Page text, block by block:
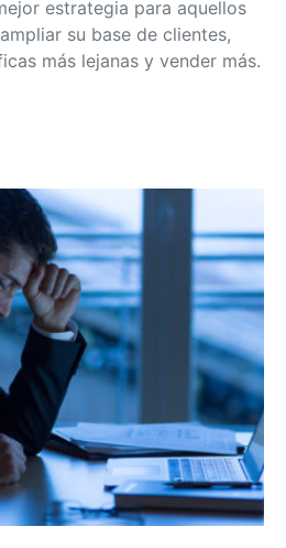
estrategia para aquellos
su base de clientes,
más lejanas y vender más.